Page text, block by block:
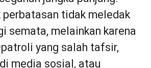
perbatasan tidak meledak
semata, melainkan karena
yang salah tafsir,
media sosial, atau